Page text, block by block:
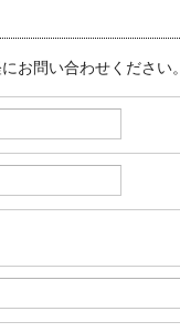
お問い合わせください。